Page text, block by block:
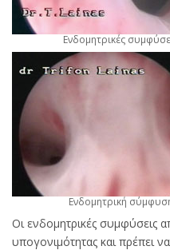
Ενδομητρικές
Ενδομητρική
Οι ενδομητρικές συμφύσεις
υπογονιμότητας και πρέπει